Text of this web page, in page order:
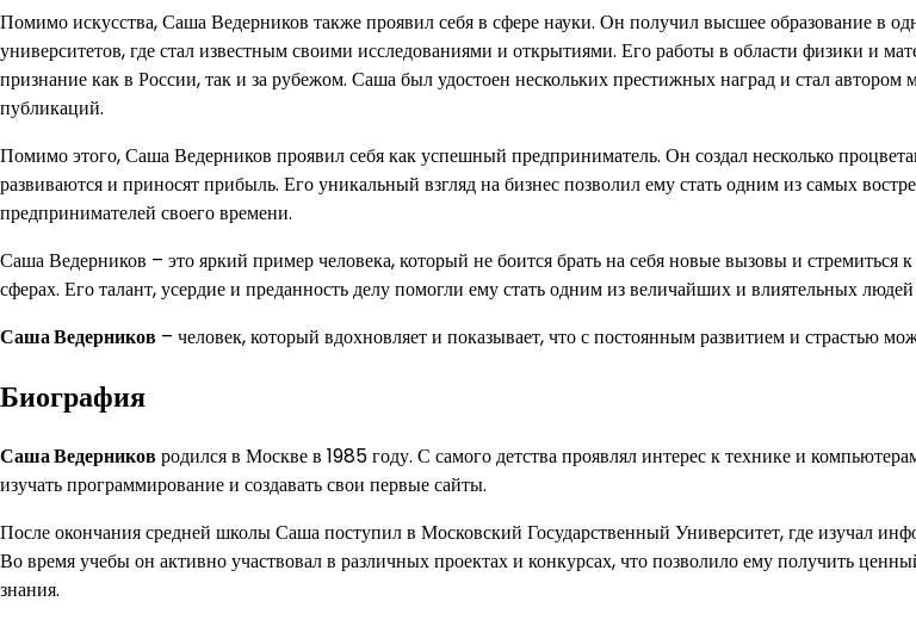
Помимо искусства, Саша Ведерников также проявил себя в сфере науки. Он получил высшее образование в
университетов, где стал известным своими исследованиями и открытиями. Его работы в области физики и
признание как в России, так и за рубежом. Саша был удостоен нескольких престижных наград и стал автором
публикаций.
Помимо этого, Саша Ведерников проявил себя как успешный предприниматель. Он создал несколько
развиваются и приносят прибыль. Его уникальный взгляд на бизнес позволил ему стать одним из самых
предпринимателей своего времени.
Саша Ведерников – это яркий пример человека, который не боится брать на себя новые вызовы и стремиться
сферах. Его талант, усердие и преданность делу помогли ему стать одним из величайших и влиятельных
Саша Ведерников – человек, который вдохновляет и показывает, что с постоянным развитием и страстью
Биография
Саша Ведерниковродился в Москве в 1985 году. С самого детства проявлял интерес к технике и
изучать программирование и создавать свои первые сайты.
После окончания средней школы Саша поступил в Московский Государственный Университет, где изучал
Во время учебы он активно участвовал в различных проектах и конкурсах, что позволило ему получить
знания.